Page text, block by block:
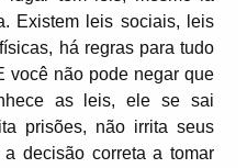
Existem leis sociais, leis
há regras para tudo
você não pode negar que
as leis, ele se sai
prisões, não irrita seus
decisão correta a tomar